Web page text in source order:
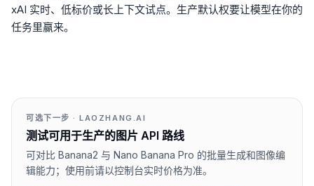
xAI 实时、低标价或长上下文试点。生产默认权要让模型在你的
任务里赢来。
可选下一步 · LAOZHANG.AI
测试可用于生产的图片 API 路线
可对比 Banana2 与 Nano Banana Pro 的批量生成和图像编
辑能力；使用前请以控制台实时价格为准。